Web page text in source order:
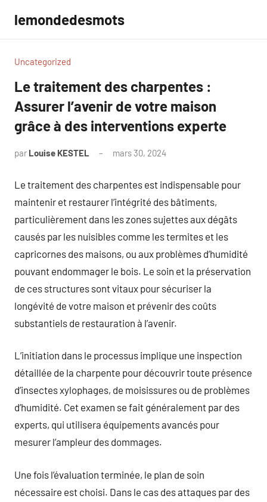
contenu
lemondedesmots
Uncategorized
Le traitement des charpentes :
Assurer l’avenir de votre maison
grâce à des interventions experte
par Louise KESTEL mars 30, 2024
Le traitement des charpentes est indispensable pour
maintenir et restaurer l’intégrité des bâtiments,
particulièrement dans les zones sujettes aux dégâts
causés par les nuisibles comme les termites et les
capricornes des maisons, ou aux problèmes d’humidité
pouvant endommager le bois. Le soin et la préservation
de ces structures sont vitaux pour sécuriser la
longévité de votre maison et prévenir des coûts
substantiels de restauration à l’avenir.
L’initiation dans le processus implique une inspection
détaillée de la charpente pour découvrir toute présence
d’insectes xylophages, de moisissures ou de problèmes
d’humidité. Cet examen se fait généralement par des
experts, qui utilisera équipements avancés pour
mesurer l’ampleur des dommages.
Une fois l’évaluation terminée, le plan de soin
nécessaire est choisi. Dans le cas des attaques par des